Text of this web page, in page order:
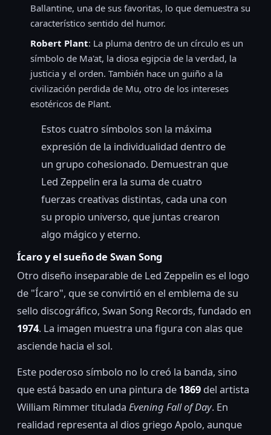
Ballantine, una de sus favoritas, lo que demuestra su
característico sentido del humor.
Robert Plant: La pluma dentro de un círculo es un
símbolo de Ma'at, la diosa egipcia de la verdad, la
justicia y el orden. También hace un guiño a la
civilización perdida de Mu, otro de los intereses
esotéricos de Plant.
Estos cuatro símbolos son la máxima
expresión de la individualidad dentro de
un grupo cohesionado. Demuestran que
Led Zeppelin era la suma de cuatro
fuerzas creativas distintas, cada una con
su propio universo, que juntas crearon
algo mágico y eterno.
Ícaro y el sueño de Swan Song
Otro diseño inseparable de Led Zeppelin es el logo
de "Ícaro", que se convirtió en el emblema de su
sello discográfico, Swan Song Records, fundado en
1974. La imagen muestra una figura con alas que
asciende hacia el sol.
Este poderoso símbolo no lo creó la banda, sino
que está basado en una pintura de 1869 del artista
William Rimmer titulada Evening Fall of Day. En
realidad representa al dios griego Apolo, aunque